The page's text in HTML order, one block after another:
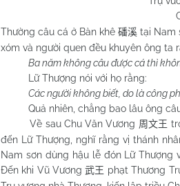
Thường câu cá ở Bàn khê磻溪 tại Nam
xóm và người quen đều khuyên ông ta
Ba năm không câu được cá thì
Lữ Thượng nói với họ rằng:
Các người không biết, do là công
Quả nhiên, chẳng bao lâu ông câu
Về sau Chu Văn Vương 周文王
đến Lữ Thượng, nghĩ rằng vị thánh
Nam sơn dùng hậu lễ đón Lữ Thượng
Đến khi Vũ Vương武王 phạt Thương